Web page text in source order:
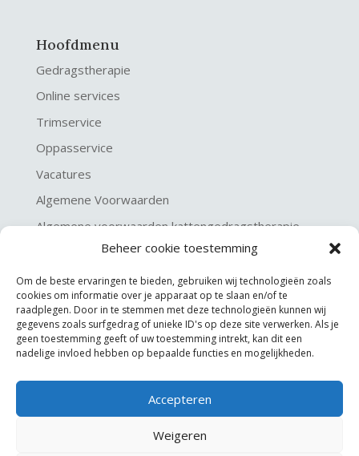
Beheer cookie toestemming
Om de beste ervaringen te bieden, gebruiken wij technologieën zoals
cookies om informatie over je apparaat op te slaan en/of te
raadplegen. Door in te stemmen met deze technologieën kunnen wij
gegevens zoals surfgedrag of unieke ID's op deze site verwerken. Als je
geen toestemming geeft of uw toestemming intrekt, kan dit een
nadelige invloed hebben op bepaalde functies en mogelijkheden.
Accepteren
Weigeren
Hoofdmenu
Gedragstherapie
Online services
Trimservice
Oppasservice
Vacatures
Algemene Voorwaarden
Algemene voorwaarden kattengedragstherapie
Privacy verklaring
Disclaimer & Copyright
©KGA Kattengedragsadviesbureau
JoSiJo / Joost van Riel